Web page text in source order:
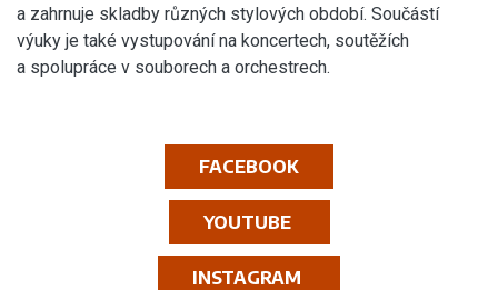
FACEBOOK
YOUTUBE
INSTAGRAM
a zahrnuje skladby různých stylových období. Součástí
výuky je také vystupování na koncertech, soutěžích
a spolupráce v souborech a orchestrech.